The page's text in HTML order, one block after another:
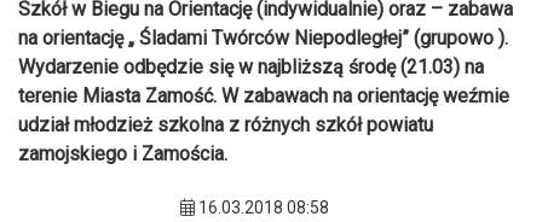
Szkół w Biegu na Orientację (indywidualnie) oraz – zabawa
na orientację „ Śladami Twórców Niepodległej” (grupowo ).
Wydarzenie odbędzie się w najbliższą środę (21.03) na
terenie Miasta Zamość. W zabawach na orientację weźmie
udział młodzież szkolna z różnych szkół powiatu
zamojskiego i Zamościa.
16.03.2018 08:58